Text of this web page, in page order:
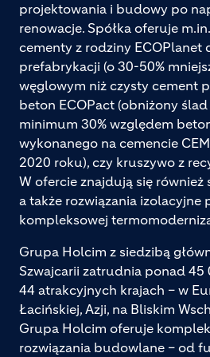
projektowania i budowy po
renowacje. Spółka oferuje
cementy z rodziny
prefabrykacji (o 30-50%
węglowym niż czysty cement
beton ECOPact (obniżony
minimum 30% względem
wykonanego na cemencie
2020 roku), czy kruszywo z
W ofercie znajdują się również
a także rozwiązania izolacyjne
kompleksowej
Grupa Holcim z siedzibą
Szwajcarii zatrudnia ponad
44 atrakcyjnych krajach – w
Łacińskiej, Azji, na Bliskim
Grupa Holcim oferuje
rozwiązania budowlane – od